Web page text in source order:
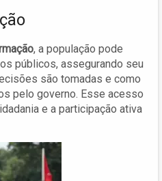
, a população pode
públicos, assegurando seu
são tomadas e como
pelo governo. Esse acesso
e a participação ativa